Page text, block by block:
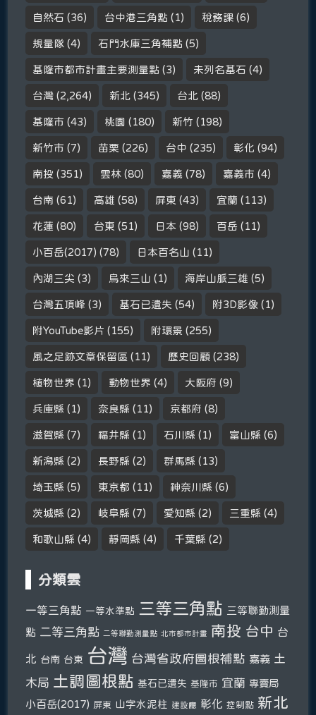
自然石 (36) 台中港三角點 (1) 稅務課 (6)
規量隊 (4) 石門水庫三角補點 (5)
基隆市都市計畫主要測量點 (3) 未列名基石 (4)
台灣 (2,264) 新北 (345) 台北 (88)
基隆市 (43) 桃園 (180) 新竹 (198)
新竹市 (7) 苗栗 (226) 台中 (235) 彰化 (94)
南投 (351) 雲林 (80) 嘉義 (78) 嘉義市 (4)
台南 (61) 高雄 (58) 屏東 (43) 宜蘭 (113)
花蓮 (80) 台東 (51) 日本 (98) 百岳 (11)
小百岳(2017) (78) 日本百名山 (11)
內湖三尖 (3) 烏來三山 (1) 海岸山脈三雄 (5)
台灣五頂峰 (3) 基石已遺失 (54) 附3D影像 (1)
附YouTube影片 (155) 附環景 (255)
風之足跡文章保留區 (11) 歷史回顧 (238)
植物世界 (1) 動物世界 (4) 大阪府 (9)
兵庫縣 (1) 奈良縣 (11) 京都府 (8)
滋賀縣 (7) 福井縣 (1) 石川縣 (1) 富山縣 (6)
新潟縣 (2) 長野縣 (2) 群馬縣 (13)
埼玉縣 (5) 東京都 (11) 神奈川縣 (6)
茨城縣 (2) 岐阜縣 (7) 愛知縣 (2) 三重縣 (4)
和歌山縣 (4) 靜岡縣 (4) 千葉縣 (2)
分類雲
一等三角點 一等水準點 三等三角點 三等聯勤測量
點 二等三角點 二等聯勤測量點 北市都市計畫 南投 台中 台
北 台南 台東 台灣 台灣省政府圖根補點 嘉義 土
木局 土調圖根點 基石已遺失 基隆市 宜蘭 專賣局
小百岳(2017) 屏東 山字水泥柱 建設廳 彰化 控制點 新北